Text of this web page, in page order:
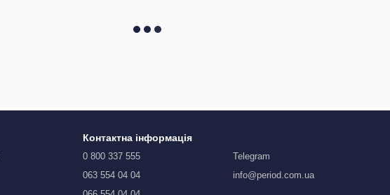
Контактна інформація
0 800 337 555
063 554 04 04
Telegram
info@period.com.ua